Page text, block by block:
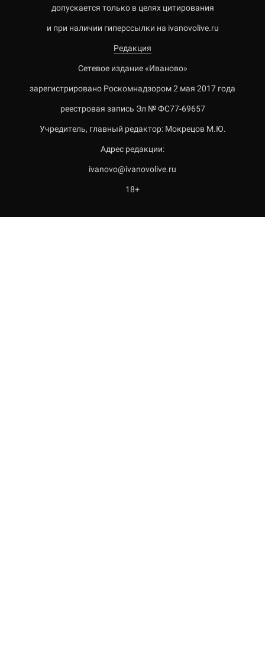
допускается только в целях цитирования
и при наличии гиперссылки на ivanovolive.ru
Редакция
Сетевое издание «Иваново»
зарегистрировано Роскомнадзором 2 мая 2017 года
реестровая запись Эл № ФС77-69657
Учредитель, главный редактор: Мокрецов М.Ю.
Адрес редакции:
ivanovo@ivanovolive.ru
18+